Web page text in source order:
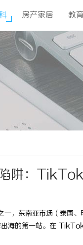
房产家居 教
阱：
，东南亚市场（泰国、
海的第一站。在